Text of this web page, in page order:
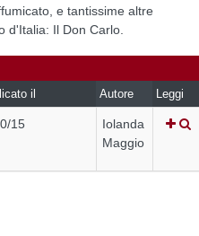
e tantissime altre
d'Italia: Il Don Carlo.
il Autore Leggi
15
Iolanda
Maggio